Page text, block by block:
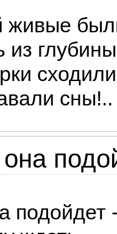
живые
из глубины
сходили
сны!..
подойдет